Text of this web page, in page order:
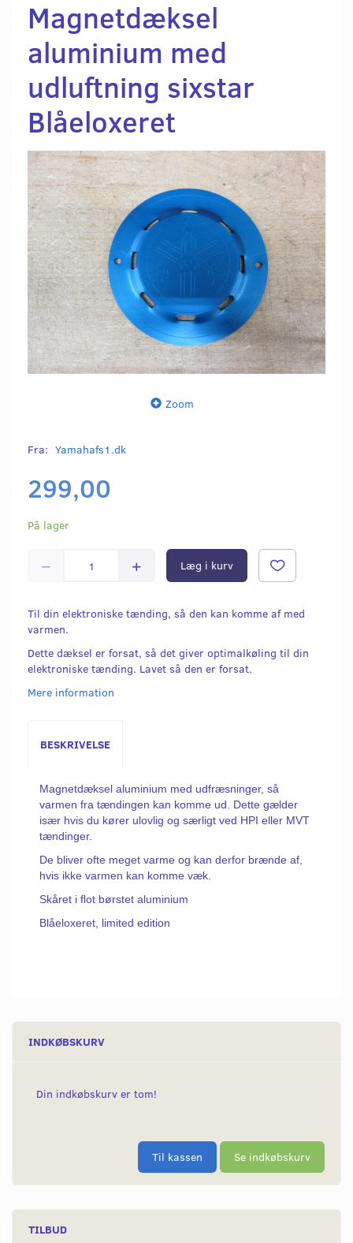
Magnetdæksel
aluminium med
udluftning sixstar
Blåeloxeret
Zoom
Fra: Yamahafs1.dk
299,00
På lager
Læg i kurv
Til din elektroniske tænding, så den kan komme af med
varmen.
Dette dæksel er forsat, så det giver optimalkøling til din
elektroniske tænding. Lavet så den er forsat.
Mere information
BESKRIVELSE
Magnetdæksel aluminium med udfræsninger, så
varmen fra tændingen kan komme ud. Dette gælder
især hvis du kører ulovlig og særligt ved HPI eller MVT
tændinger.
De bliver ofte meget varme og kan derfor brænde af,
hvis ikke varmen kan komme væk.
Skåret i flot børstet aluminium
Blåeloxeret, limited edition
INDKØBSKURV
Din indkøbskurv er tom!
Til kassen Se indkøbskurv
TILBUD